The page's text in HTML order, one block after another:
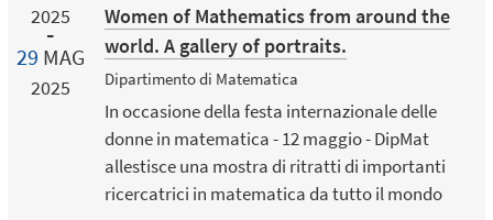
2025
29 MAG
2025
Women of Mathematics from around the
world. A gallery of portraits.
Dipartimento di Matematica
In occasione della festa internazionale delle
donne in matematica - 12 maggio - DipMat
allestisce una mostra di ritratti di importanti
ricercatrici in matematica da tutto il mondo